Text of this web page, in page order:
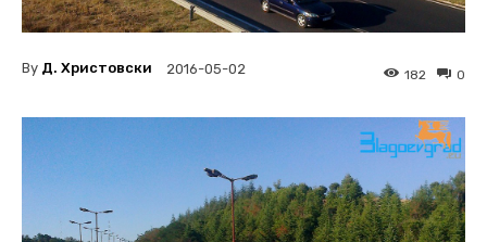
By Д. Христовски 2016-05-02 0
182